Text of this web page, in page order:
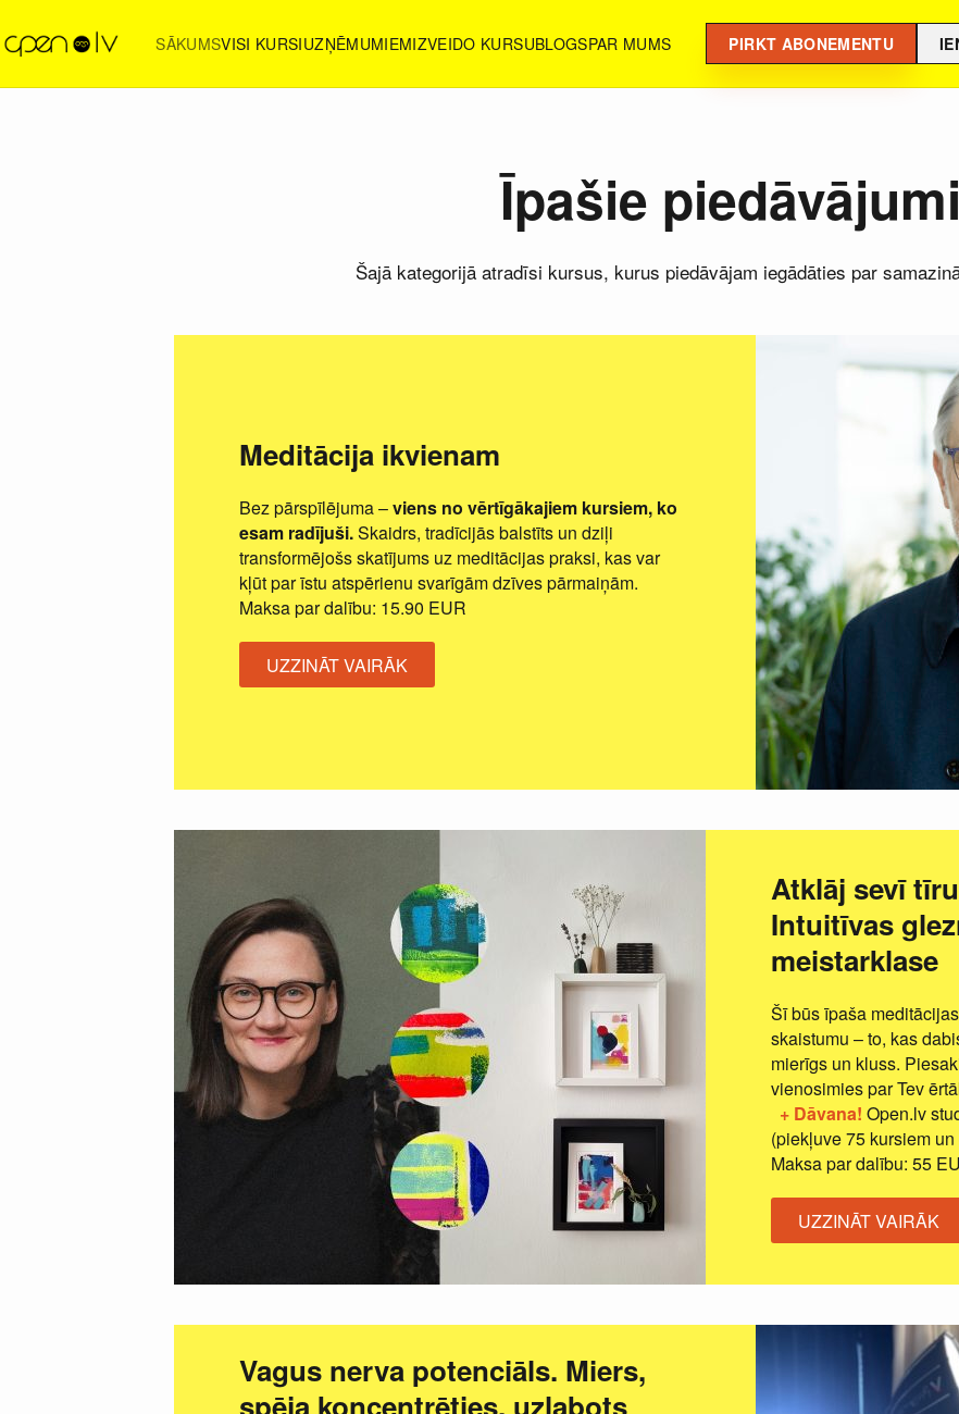
SĀKUMSVISI KURSIUZŅĒMUMIEMIZVEIDO KURSUBLOGSPAR MUMS PIRKT ABONEMENTU
Īpašie piedāvājumi
Šajā kategorijā atradīsi kursus, kurus piedāvājam iegādāties par
Meditācija ikvienam
Bez pārspīlējuma –viens no vērtīgākajiem kursiem, ko
esam radījuši.Skaidrs, tradīcijās balstīts un dziļi
transformējošs skatījums uz meditācijas praksi, kas var
kļūt par īstu atspērienu svarīgām dzīves pārmaiņām.
Maksa par dalību: 15.90 EUR
UZZINĀT VAIRĀK
Atklāj sevī
Intuitīvas
meistarklase
Šī būs īpaša
skaistumu – to, kas
mierīgs un kluss.
vienosimies par Tev
+ Dāvana! Open.lv
(piekļuve 75 kursiem
Maksa par dalību: 55
UZZINĀT VAIRĀK
Vagus nerva potenciāls. Miers,